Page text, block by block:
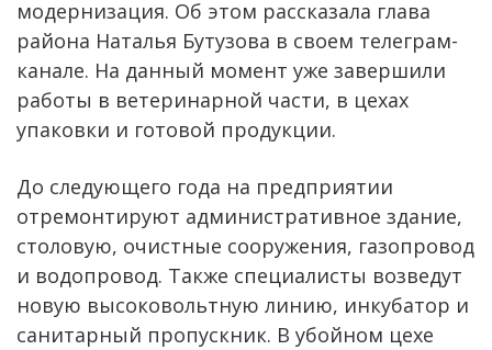
модернизация. Об этом рассказала глава
района Наталья Бутузова в своем телеграм-
канале. На данный момент уже завершили
работы в ветеринарной части, в цехах
упаковки и готовой продукции.
До следующего года на предприятии
отремонтируют административное здание,
столовую, очистные сооружения, газопровод
и водопровод. Также специалисты возведут
новую высоковольтную линию, инкубатор и
санитарный пропускник. В убойном цехе